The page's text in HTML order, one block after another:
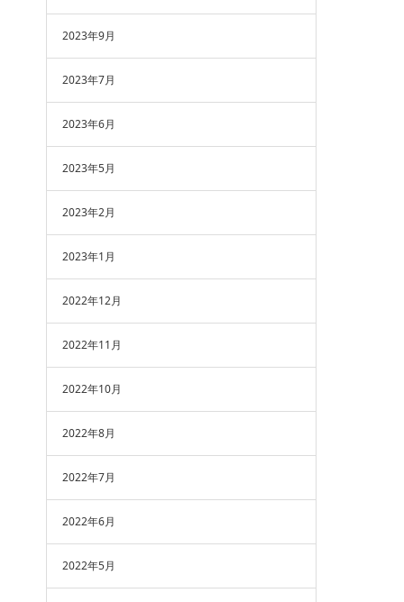
2023年9月
2023年7月
2023年6月
2023年5月
2023年2月
2023年1月
2022年12月
2022年11月
2022年10月
2022年8月
2022年7月
2022年6月
2022年5月